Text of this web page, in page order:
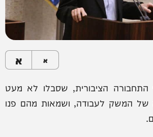
א א
התחבורה הציבורית, שסבלו לא מעט
המשק לעבודה, ושמאות מהם פנו